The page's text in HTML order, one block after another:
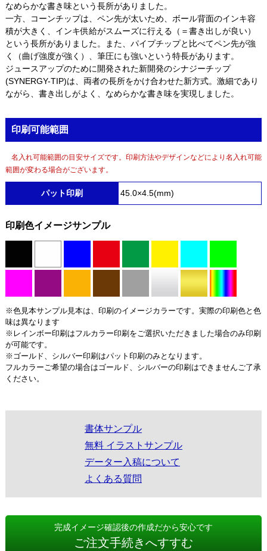
なめらかな書き味という長所がありました。
一方、コーンチップは、ペン先が太いため、ボール背面のインキ容
積が大きく、インキ供給がスムーズに行える（＝書き出しが良い）
という長所がありました。また、パイプチップと比べてペン先が強
く（曲げ強度が強く）、筆圧にも強いという特長があります。
ジュースアップのために開発された新開発のシナジーチップ
(SYNERGY-TIP)は、両者の長所をかけ合わせた新方式。激細であり
ながら、書き出しがよく、なめらかな書き味を実現しました。
印刷可能範囲
名入れ可能範囲の目安サイズです。印刷方法やデザインなどにより名入れ可能
範囲が変わる場合がございます。
パット印刷 45.0×4.5(mm)
印刷色イメージサンプル
※色見本サンプル見本は、印刷のイメージカラーです。実際の印刷色と色
味は異なります
※レインボー印刷はフルカラー印刷をご選択いただきました場合のみ印刷
が可能です。
※ゴールド、シルバー印刷はパット印刷のみとなります。
フルカラーご希望の場合はゴールド、シルバーの印刷はできませんご了承
ください。
書体サンプル
無料 イラストサンプル
データー入稿について
よくある質問
完成イメージ確認後の作成だから安心です
ご注文手続きへすすむ